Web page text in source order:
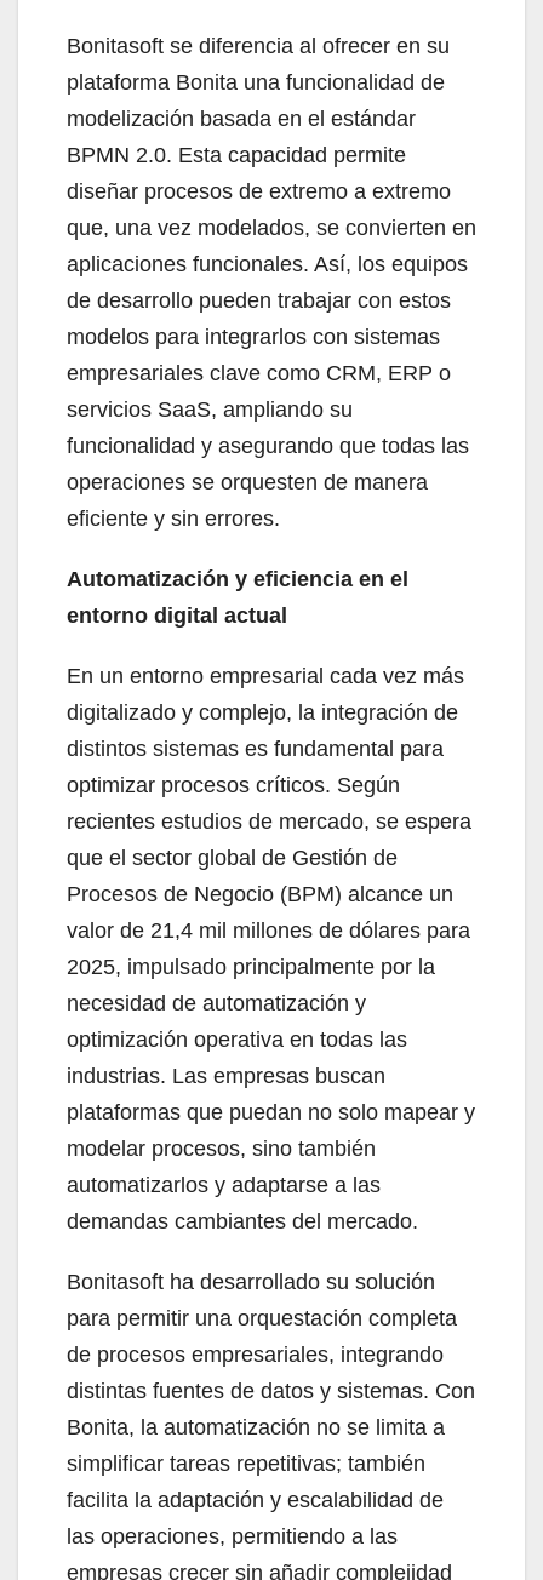
Bonitasoft se diferencia al ofrecer en su
plataforma Bonita una funcionalidad de
modelización basada en el estándar
BPMN 2.0. Esta capacidad permite
diseñar procesos de extremo a extremo
que, una vez modelados, se convierten en
aplicaciones funcionales. Así, los equipos
de desarrollo pueden trabajar con estos
modelos para integrarlos con sistemas
empresariales clave como CRM, ERP o
servicios SaaS, ampliando su
funcionalidad y asegurando que todas las
operaciones se orquesten de manera
eficiente y sin errores.
Automatización y eficiencia en el
entorno digital actual
En un entorno empresarial cada vez más
digitalizado y complejo, la integración de
distintos sistemas es fundamental para
optimizar procesos críticos. Según
recientes estudios de mercado, se espera
que el sector global de Gestión de
Procesos de Negocio (BPM) alcance un
valor de 21,4 mil millones de dólares para
2025, impulsado principalmente por la
necesidad de automatización y
optimización operativa en todas las
industrias. Las empresas buscan
plataformas que puedan no solo mapear y
modelar procesos, sino también
automatizarlos y adaptarse a las
demandas cambiantes del mercado.
Bonitasoft ha desarrollado su solución
para permitir una orquestación completa
de procesos empresariales, integrando
distintas fuentes de datos y sistemas. Con
Bonita, la automatización no se limita a
simplificar tareas repetitivas; también
facilita la adaptación y escalabilidad de
las operaciones, permitiendo a las
empresas crecer sin añadir complejidad